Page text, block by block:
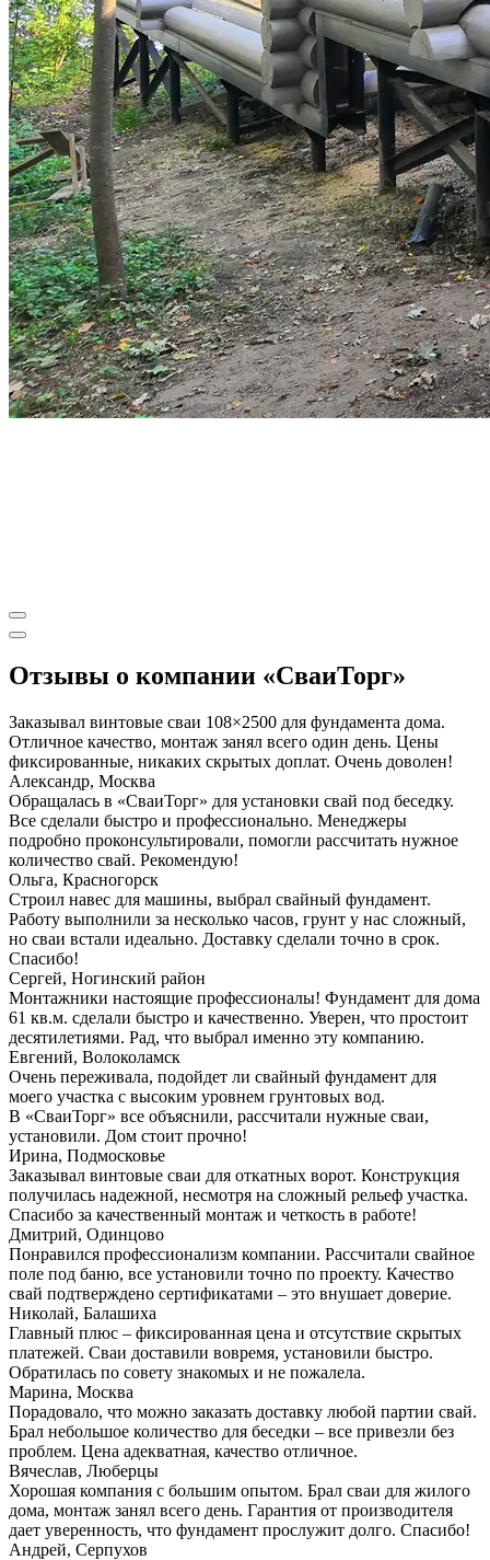
Отзывы о компании «СваиТорг»
Заказывал винтовые сваи 108×2500 для фундамента дома.
Отличное качество, монтаж занял всего один день. Цены
фиксированные, никаких скрытых доплат. Очень доволен!
Александр, Москва
Обращалась в «СваиТорг» для установки свай под беседку.
Все сделали быстро и профессионально. Менеджеры
подробно проконсультировали, помогли рассчитать нужное
количество свай. Рекомендую!
Ольга, Красногорск
Строил навес для машины, выбрал свайный фундамент.
Работу выполнили за несколько часов, грунт у нас сложный,
но сваи встали идеально. Доставку сделали точно в срок.
Спасибо!
Сергей, Ногинский район
Монтажники настоящие профессионалы! Фундамент для дома
61 кв.м. сделали быстро и качественно. Уверен, что простоит
десятилетиями. Рад, что выбрал именно эту компанию.
Евгений, Волоколамск
Очень переживала, подойдет ли свайный фундамент для
моего участка с высоким уровнем грунтовых вод.
В «СваиТорг» все объяснили, рассчитали нужные сваи,
установили. Дом стоит прочно!
Ирина, Подмосковье
Заказывал винтовые сваи для откатных ворот. Конструкция
получилась надежной, несмотря на сложный рельеф участка.
Спасибо за качественный монтаж и четкость в работе!
Дмитрий, Одинцово
Понравился профессионализм компании. Рассчитали свайное
поле под баню, все установили точно по проекту. Качество
свай подтверждено сертификатами – это внушает доверие.
Николай, Балашиха
Главный плюс – фиксированная цена и отсутствие скрытых
платежей. Сваи доставили вовремя, установили быстро.
Обратилась по совету знакомых и не пожалела.
Марина, Москва
Порадовало, что можно заказать доставку любой партии свай.
Брал небольшое количество для беседки – все привезли без
проблем. Цена адекватная, качество отличное.
Вячеслав, Люберцы
Хорошая компания с большим опытом. Брал сваи для жилого
дома, монтаж занял всего день. Гарантия от производителя
дает уверенность, что фундамент прослужит долго. Спасибо!
Андрей, Серпухов